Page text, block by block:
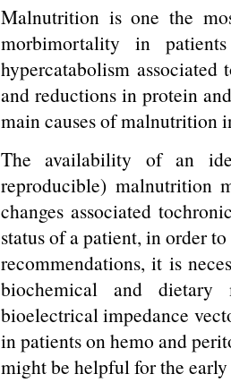
Malnutrition is one the
morbimortality in
hypercatabolism
and reductions in protein
main causes of malnutrition
The availability of an
reproducible) malnutrition
changes associated
status of a patient, in order
recommendations, it is
biochemical and dietary
bioelectrical impedance
in patients on hemo and
might be helpful for the